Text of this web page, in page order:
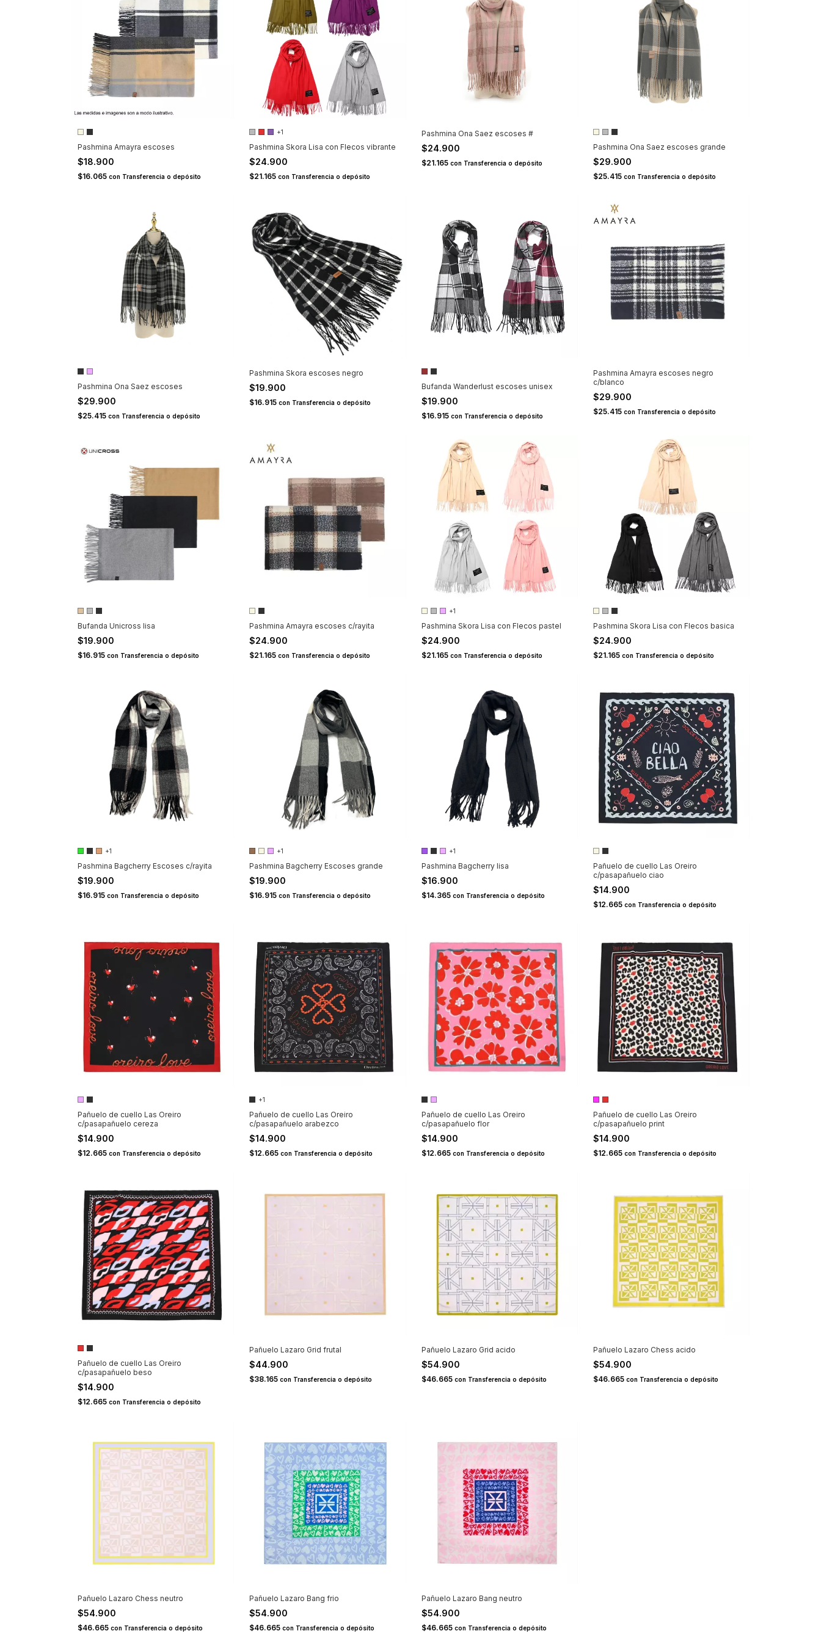
Pashmina Amayra escoses
$18.900
$16.065 con Transferencia o depósito
+1
Pashmina Skora Lisa con Flecos vibrante
$24.900
$21.165con Transferencia o depósito
Pashmina Ona Saez escoses #
$24.900
$21.165 con Transferencia o depósito
Pashmina Ona Saez escoses grande
$29.900
$25.415 con Transferencia o depósito
Pashmina Ona Saez escoses
$29.900
$25.415 con Transferencia o depósito
Pashmina Skora escoses negro
$19.900
$16.915con Transferencia o depósito
Bufanda Wanderlust escoses unisex
$19.900
$16.915 con Transferencia o depósito
Pashmina Amayra escoses negro
c/blanco
$29.900
$25.415 con Transferencia o depósito
Bufanda Unicross lisa
$19.900
$16.915 con Transferencia o depósito
Pashmina Amayra escoses c/rayita
$24.900
$21.165con Transferencia o depósito
+1
Pashmina Skora Lisa con Flecos pastel
$24.900
$21.165 con Transferencia o depósito
Pashmina Skora Lisa con Flecos basica
$24.900
$21.165 con Transferencia o depósito
+1
Pashmina Bagcherry Escoses c/rayita
$19.900
$16.915 con Transferencia o depósito
+1
Pashmina Bagcherry Escoses grande
$19.900
$16.915con Transferencia o depósito
+1
Pashmina Bagcherry lisa
$16.900
$14.365 con Transferencia o depósito
Pañuelo de cuello Las Oreiro
c/pasapañuelo ciao
$14.900
$12.665 con Transferencia o depósito
Pañuelo de cuello Las Oreiro
c/pasapañuelo cereza
$14.900
$12.665 con Transferencia o depósito
+1
Pañuelo de cuello Las Oreiro
c/pasapañuelo arabezco
$14.900
$12.665con Transferencia o depósito
Pañuelo de cuello Las Oreiro
c/pasapañuelo flor
$14.900
$12.665 con Transferencia o depósito
Pañuelo de cuello Las Oreiro
c/pasapañuelo print
$14.900
$12.665 con Transferencia o depósito
Pañuelo de cuello Las Oreiro
c/pasapañuelo beso
$14.900
$12.665 con Transferencia o depósito
Pañuelo Lazaro Grid frutal
$44.900
$38.165con Transferencia o depósito
Pañuelo Lazaro Grid acido
$54.900
$46.665 con Transferencia o depósito
Pañuelo Lazaro Chess acido
$54.900
$46.665 con Transferencia o depósito
Pañuelo Lazaro Chess neutro
$54.900
$46.665 con Transferencia o depósito
Pañuelo Lazaro Bang frio
$54.900
$46.665con Transferencia o depósito
Pañuelo Lazaro Bang neutro
$54.900
$46.665 con Transferencia o depósito